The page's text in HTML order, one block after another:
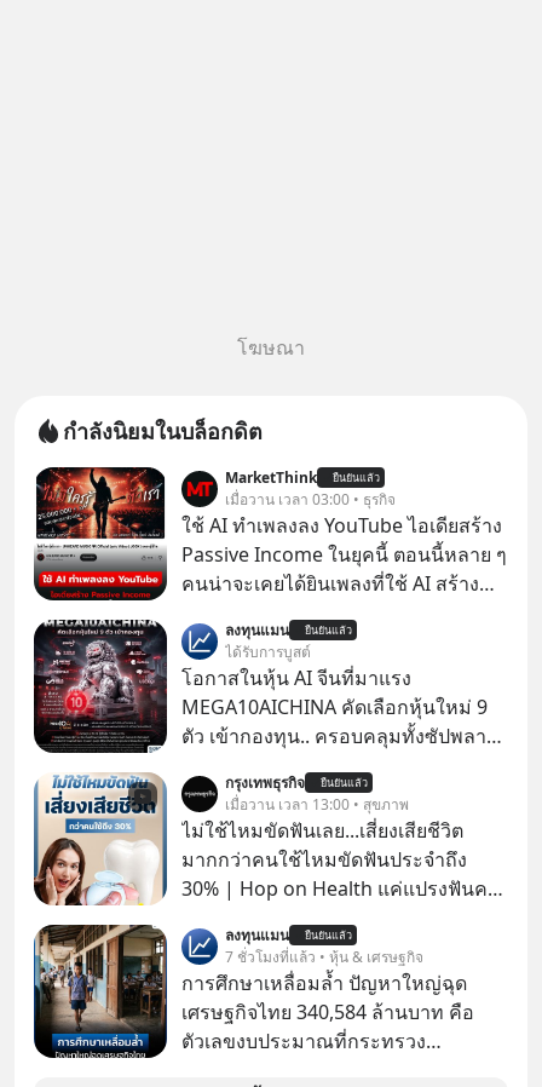
โฆษณา
กำลังนิยมในบล็อกดิต
MarketThink ยืนยันแล้ว
เมื่อวาน เวลา 03:00 • ธุรกิจ
ใช้ AI ทำเพลงลง YouTube ไอเดียสร้าง
Passive Income ในยุคนี้ ตอนนี้หลาย ๆ
คนน่าจะเคยได้ยินเพลงที่ใช้ AI สร้าง
รู้ตัวเรา” จากช่องชื่อว่า UNHEARD
MUSIC ที่ตอนนี้มียอดรับชมกว่า 26
ล้านครั้งแล้ว
ลงทุนแมน ยืนยันแล้ว
ได้รับการบูสต์
โอกาสในหุ้น AI จีนที่มาแรง
MEGA10AICHINA คัดเลือกหุ้นใหม่ 9
ตัว เข้ากองทุน.. ครอบคลุมทั้งซัปพลาย
โปรโมชัน ลด 50% ค่าธรรมเนียมซื้อ |
ยอด 2 ล้านบาทขึ้นไป ฟรีค่าธรรมเนียม
ซื้อ
กรุงเทพธุรกิจ ยืนยันแล้ว
เมื่อวาน เวลา 13:00 • สุขภาพ
ไม่ใช้ไหมขัดฟันเลย...เสี่ยงเสียชีวิต
มากกว่าคนใช้ไหมขัดฟันประจำถึง
30% | Hop on Health แค่แปรงฟันคง
อายุ 5,000 คน มีข้อมูลที่น่าสนใจเกี่ยว
กับโรคต่างๆที่เกิดจากการไม่ใช้ไหมขัด
ฟันเป็นประจำ เสี่ยงเกิดโรคนำไปสู่การ
เสียชีวิต...อะไรคือสาเหตุติดตามได้ใน
ลงทุนแมน ยืนยันแล้ว
7 ชั่วโมงที่แล้ว • หุ้น & เศรษฐกิจ
การศึกษาเหลื่อมล้ำ ปัญหาใหญ่ฉุด
เศรษฐกิจไทย 340,584 ล้านบาท คือ
ตัวเลขงบประมาณที่กระทรวง